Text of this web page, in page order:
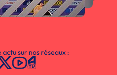
sur nos réseaux :